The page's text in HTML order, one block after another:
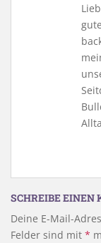
SCHREIBE EINEN
Deine E-Mail-
Felder sind mit *